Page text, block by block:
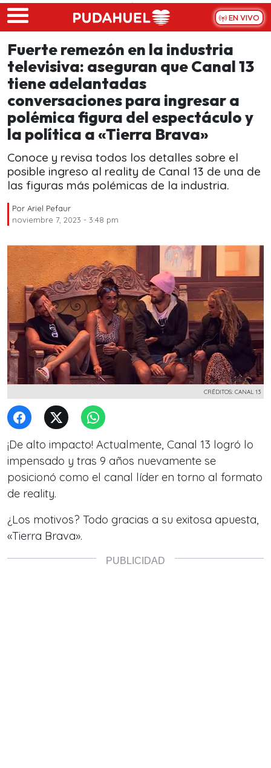
Skip to main content
EN VIVO
Fuerte remezón en la industria
televisiva: aseguran que Canal 13
tiene adelantadas
conversaciones para ingresar a
polémica figura del espectáculo y
la política a «Tierra Brava»
Conoce y revisa todos los detalles sobre el
posible ingreso al reality de Canal 13 de una de
las figuras más polémicas de la industria.
Por Ariel Pefaur
noviembre 7, 2023 - 3:48 pm
CRÉDITOS: CANAL 13
¡De alto impacto! Actualmente, Canal 13 logró lo
impensado y tras 9 años nuevamente se
posicionó como el canal líder en torno al formato
de reality.
¿Los motivos? Todo gracias a su exitosa apuesta,
«Tierra Brava».